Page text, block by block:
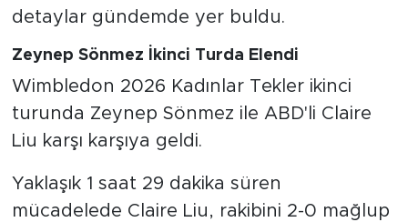
detaylar gündemde yer buldu.
Zeynep Sönmez İkinci Turda Elendi
Wimbledon 2026 Kadınlar Tekler ikinci
turunda Zeynep Sönmez ile ABD'li Claire
Liu karşı karşıya geldi.
Yaklaşık 1 saat 29 dakika süren
mücadelede Claire Liu, rakibini 2-0 mağlup